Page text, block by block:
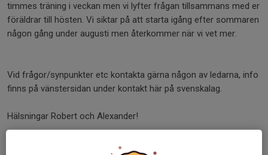
timmes träning i veckan men vi lyfter frågan tillsammans med er
föräldrar till hösten. Vi siktar på att starta igång efter sommaren
någon gång under augusti men återkommer när vi vet mer.
Vid frågor/synpunkter etc kontakta gärna någon av ledarna, info
finns på vänstersidan under kontakt här på svenskalag.
Hälsningar Robert och Alexander!